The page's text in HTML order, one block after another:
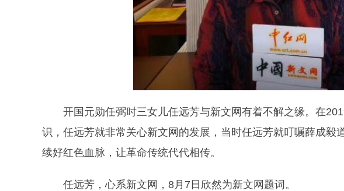
开国元勋任弼时三女儿任远芳与新文网有着不解之缘。在
识，任远芳就非常关心新文网的发展，当时任远芳就叮嘱薛成毅
续好红色血脉，让革命传统代代相传。
任远芳，心系新文网，8月7日欣然为新文网题词。